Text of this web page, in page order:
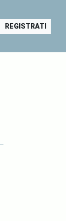
REGISTRATI